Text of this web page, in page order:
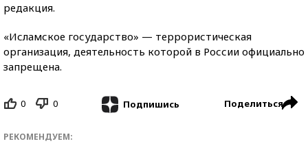
редакция.
«Исламское государство» — террористическая
организация, деятельность которой в России официально
запрещена.
0 0 Подпишись Поделиться
РЕКОМЕНДУЕМ: